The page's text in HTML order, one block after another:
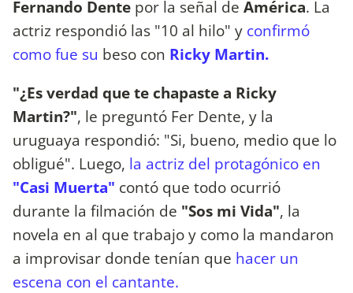
Fernando Dente por la señal de América. La
actriz respondió las "10 al hilo" y confirmó
como fue su beso con Ricky Martin.
"¿Es verdad que te chapaste a Ricky
Martin?", le preguntó Fer Dente, y la
uruguaya respondió: "Si, bueno, medio que lo
obligué". Luego, la actriz del protagónico en
"Casi Muerta" contó que todo ocurrió
durante la filmación de "Sos mi Vida", la
novela en al que trabajo y como la mandaron
a improvisar donde tenían que hacer un
escena con el cantante.